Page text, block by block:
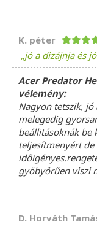
K. péter
jó a dizájnja és
Acer Predator
vélemény:
Nagyon tetszik,
melegedig
beállitásoknák be
teljesítmenyért
gyöbyörűen viszi
D. Horváth